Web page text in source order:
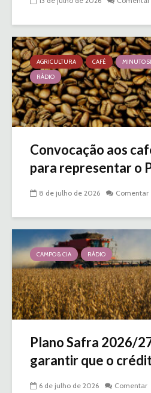
AGRICULTURA CAFÉ
MINUTO
RÁDIO
Convocação aos
para representar o
8 de julho de 2026 Comentar
CAMPO & CIA RÁDIO
Plano Safra 2026/
garantir que o
6 de julho de 2026 Comentar